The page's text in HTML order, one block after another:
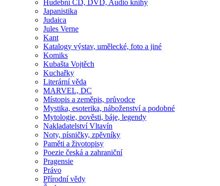
Hudební CD, DVD, Audio knihy
Japanistika
Judaica
Jules Verne
Kant
Katalogy výstav, umělecké, foto a jiné
Komiks
Kubašta Vojtěch
Kuchařky
Literární věda
MARVEL, DC
Místopis a zeměpis, průvodce
Mystika, esoterika, náboženství a podobné
Mytologie, pověsti, báje, legendy
Nakladatelství Vltavín
Noty, písničky, zpěvníky
Paměti a životopisy
Poezie česká a zahraniční
Pragensie
Právo
Přírodní vědy